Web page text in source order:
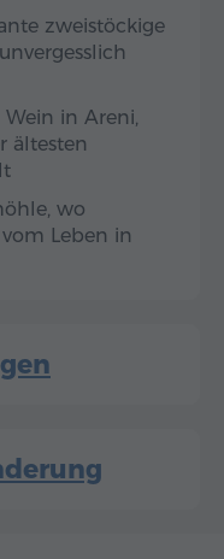
zweistöckige
in Areni,
ältesten
wo
Leben in